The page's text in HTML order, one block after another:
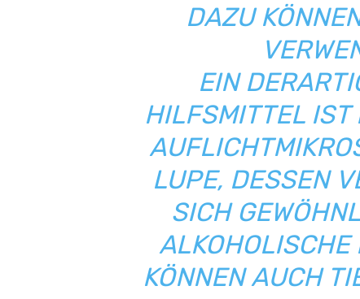
DAZU
EIN
HILFSMITTEL IST
LUPE, DESSEN
ICH
LKOHOLISCHE
ÖNNEN AUCH